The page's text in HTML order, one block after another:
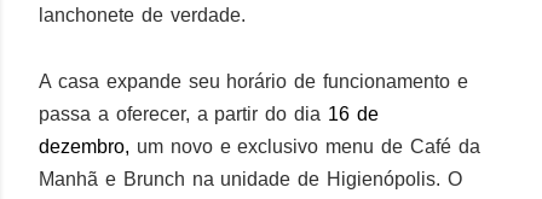
lanchonete de verdade.
A casa expande seu horário de funcionamento e
passa a oferecer, a partir do dia 16 de
dezembro, um novo e exclusivo menu de Café da
Manhã e Brunch na unidade de Higienópolis. O